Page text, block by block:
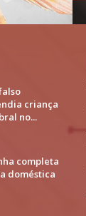
criança
no...
completa
doméstica